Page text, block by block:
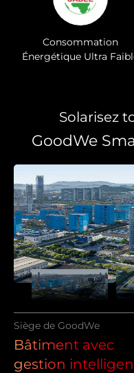
Construction Verte
Samsung
Solarisez
GoodWe
Siège de GoodWe
Bâtiment avec
gestion
Choisir la
(Global)